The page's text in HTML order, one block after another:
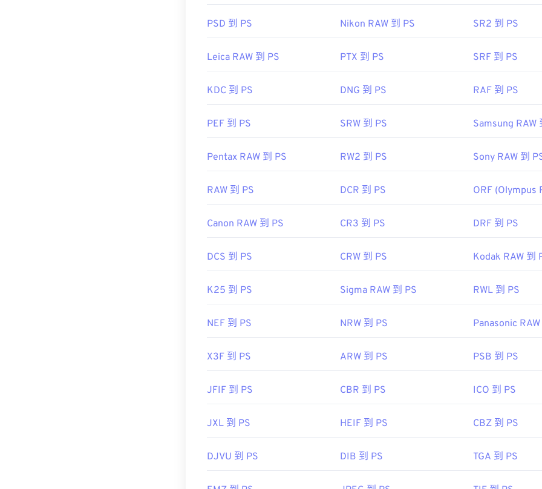
PSD 到 PS Nikon RAW 到 PS SR2 到 PS
Leica RAW 到 PS PTX 到 PS SRF 到 PS
KDC 到 PS DNG 到 PS RAF 到 PS
PEF 到 PS SRW 到 PS Samsung RAW
Pentax RAW 到 PS RW2 到 PS Sony RAW 到
RAW 到 PS DCR 到 PS ORF (Olympus
Canon RAW 到 PS CR3 到 PS DRF 到 PS
DCS 到 PS CRW 到 PS Kodak RAW 到
K25 到 PS Sigma RAW 到 PS RWL 到 PS
NEF 到 PS NRW 到 PS Panasonic
X3F 到 PS ARW 到 PS PSB 到 PS
JFIF 到 PS CBR 到 PS ICO 到 PS
JXL 到 PS HEIF 到 PS CBZ 到 PS
DJVU 到 PS DIB 到 PS TGA 到 PS